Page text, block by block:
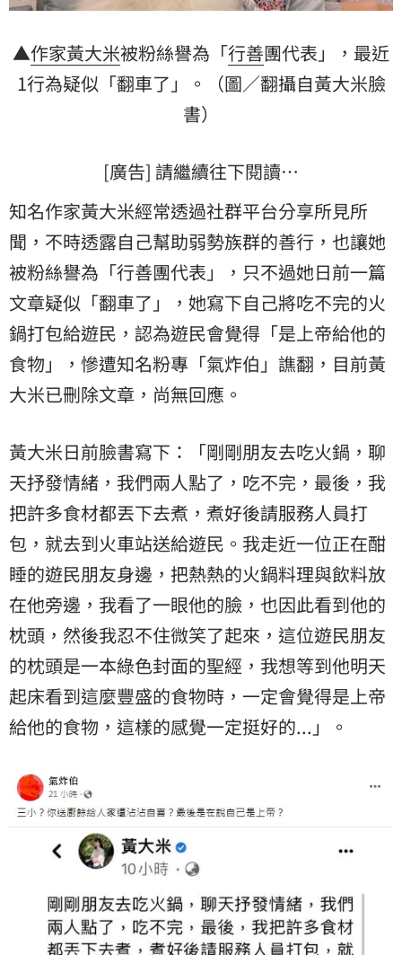
▲作家黃大米被粉絲譽為「行善團代表」，最近
1行為疑似「翻車了」。（圖／翻攝自黃大米臉
書）
[廣告] 請繼續往下閱讀…
知名作家黃大米經常透過社群平台分享所見所
聞，不時透露自己幫助弱勢族群的善行，也讓她
被粉絲譽為「行善團代表」，只不過她日前一篇
文章疑似「翻車了」，她寫下自己將吃不完的火
鍋打包給遊民，認為遊民會覺得「是上帝給他的
食物」，慘遭知名粉專「氣炸伯」譙翻，目前黃
大米已刪除文章，尚無回應。
黃大米日前臉書寫下：「剛剛朋友去吃火鍋，聊
天抒發情緒，我們兩人點了，吃不完，最後，我
把許多食材都丟下去煮，煮好後請服務人員打
包，就去到火車站送給遊民。我走近一位正在酣
睡的遊民朋友身邊，把熱熱的火鍋料理與飲料放
在他旁邊，我看了一眼他的臉，也因此看到他的
枕頭，然後我忍不住微笑了起來，這位遊民朋友
的枕頭是一本綠色封面的聖經，我想等到他明天
起床看到這麼豐盛的食物時，一定會覺得是上帝
給他的食物，這樣的感覺一定挺好的...」。